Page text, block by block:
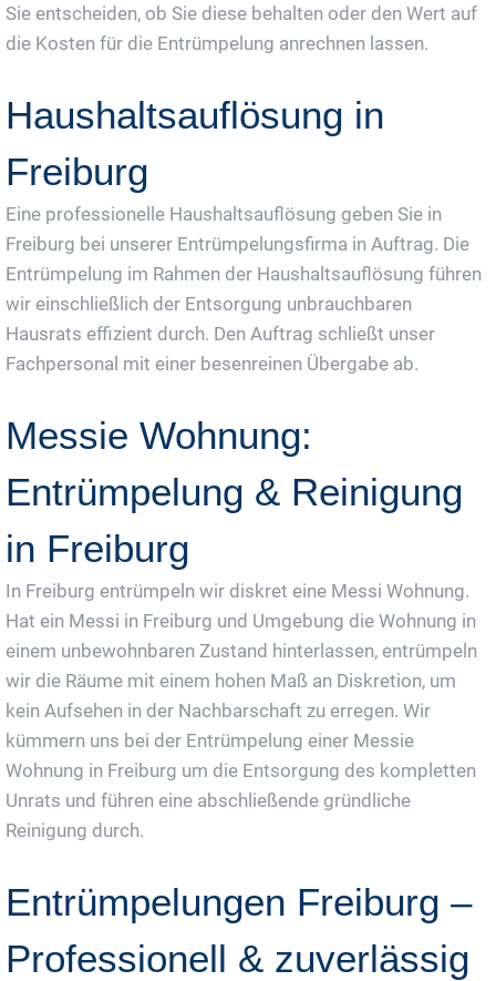
Sie entscheiden, ob Sie diese behalten oder den Wert auf
die Kosten für die Entrümpelung anrechnen lassen.
Haushaltsauflösung in
Freiburg
Eine professionelle Haushaltsauflösung geben Sie in
Freiburg bei unserer Entrümpelungsfirma in Auftrag. Die
Entrümpelung im Rahmen der Haushaltsauflösung führen
wir einschließlich der Entsorgung unbrauchbaren
Hausrats effizient durch. Den Auftrag schließt unser
Fachpersonal mit einer besenreinen Übergabe ab.
Messie Wohnung:
Entrümpelung & Reinigung
in Freiburg
In Freiburg entrümpeln wir diskret eine Messi Wohnung.
Hat ein Messi in Freiburg und Umgebung die Wohnung in
einem unbewohnbaren Zustand hinterlassen, entrümpeln
wir die Räume mit einem hohen Maß an Diskretion, um
kein Aufsehen in der Nachbarschaft zu erregen. Wir
kümmern uns bei der Entrümpelung einer Messie
Wohnung in Freiburg um die Entsorgung des kompletten
Unrats und führen eine abschließende gründliche
Reinigung durch.
Entrümpelungen Freiburg –
Professionell & zuverlässig